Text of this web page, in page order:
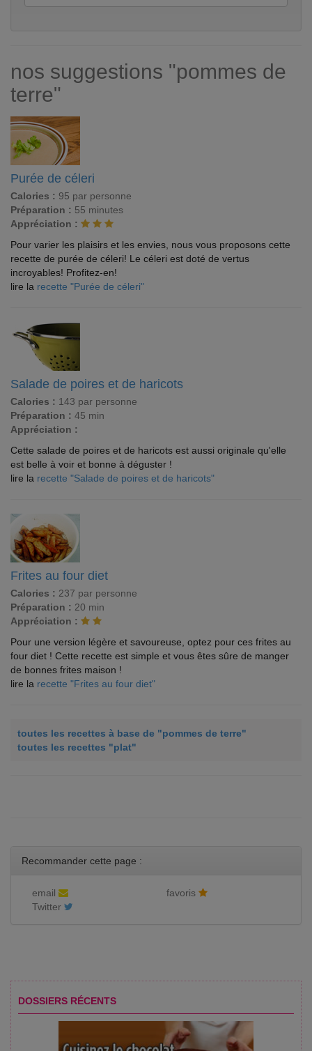
nos suggestions "pommes de
terre"
Purée de céleri
Calories : 95 par personne
Préparation : 55 minutes
Appréciation :
Pour varier les plaisirs et les envies, nous vous proposons cette
recette de purée de céleri! Le céleri est doté de vertus
incroyables! Profitez-en!
lire la recette "Purée de céleri"
Salade de poires et de haricots
Calories : 143 par personne
Préparation : 45 min
Appréciation :
Cette salade de poires et de haricots est aussi originale qu'elle
est belle à voir et bonne à déguster !
lire la recette "Salade de poires et de haricots"
Frites au four diet
Calories : 237 par personne
Préparation : 20 min
Appréciation :
Pour une version légère et savoureuse, optez pour ces frites au
four diet ! Cette recette est simple et vous êtes sûre de manger
de bonnes frites maison !
lire la recette "Frites au four diet"
toutes les recettes à base de "pommes de terre"
toutes les recettes "plat"
Recommander cette page :
email
favoris
Twitter
DOSSIERS RÉCENTS